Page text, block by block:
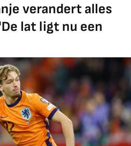
verandert alles
lat ligt nu een